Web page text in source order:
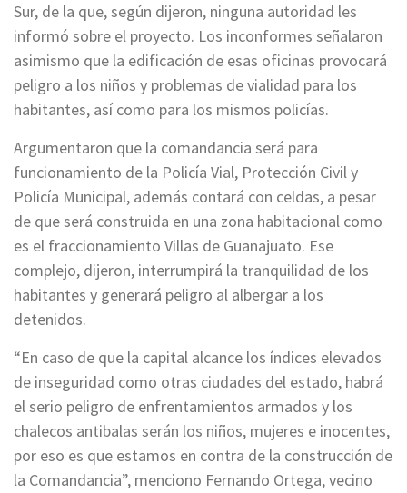
Sur, de la que, según dijeron, ninguna autoridad les
informó sobre el proyecto. Los inconformes señalaron
asimismo que la edificación de esas oficinas provocará
peligro a los niños y problemas de vialidad para los
habitantes, así como para los mismos policías.
Argumentaron que la comandancia será para
funcionamiento de la Policía Vial, Protección Civil y
Policía Municipal, además contará con celdas, a pesar
de que será construida en una zona habitacional como
es el fraccionamiento Villas de Guanajuato. Ese
complejo, dijeron, interrumpirá la tranquilidad de los
habitantes y generará peligro al albergar a los
detenidos.
“En caso de que la capital alcance los índices elevados
de inseguridad como otras ciudades del estado, habrá
el serio peligro de enfrentamientos armados y los
chalecos antibalas serán los niños, mujeres e inocentes,
por eso es que estamos en contra de la construcción de
la Comandancia”, menciono Fernando Ortega, vecino